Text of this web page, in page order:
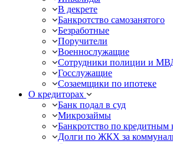
В декрете
Банкротство самозанятого
Безработные
Поручители
Военнослужащие
Сотрудники полиции и
Госслужащие
Созаемщики по ипотеке
О кредиторах
Банк подал в суд
Микрозаймы
Банкротство по кредитным
Долги по ЖКХ за